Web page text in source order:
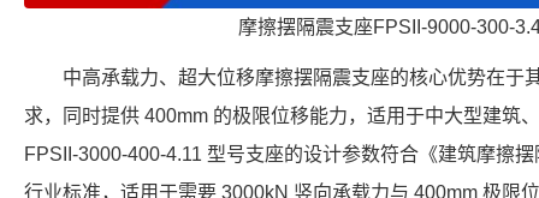
摩擦摆隔震支座FPSII-9000-300-
中高承载力、超大位移摩擦摆隔震支座的核心优势在于
求，同时提供 400mm 的极限位移能力，适用于中大型建筑
FPSII-3000-400-4.11 型号支座的设计参数符合《建筑摩擦
行业标准，适用于需要 3000kN 竖向承载力与 400mm 极限